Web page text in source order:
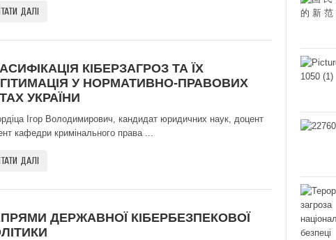
ДАЛІ
КІБЕРЗАГРОЗ ТА ЇХ
У НОРМАТИВНО-ПРАВОВИХ
УКРАЇНИ
Ігор Володимирович, кандидат юридичних наук, доцент
кафедри кримінального права ...
ДАЛІ
ДЕРЖАВНОЇ КІБЕРБЕЗПЕКОВОЇ